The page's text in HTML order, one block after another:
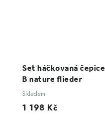
Set háčkovaná čepice
B nature flieder
Skladem
1 198 Kč